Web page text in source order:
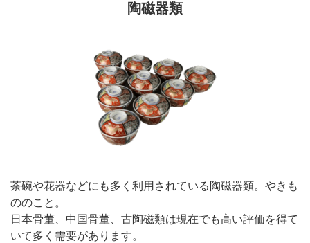
陶磁器類
茶碗や花器などにも多く利用されている陶磁器類。やきも
ののこと。
日本骨董、中国骨董、古陶磁類は現在でも高い評価を得て
いて多く需要があります。